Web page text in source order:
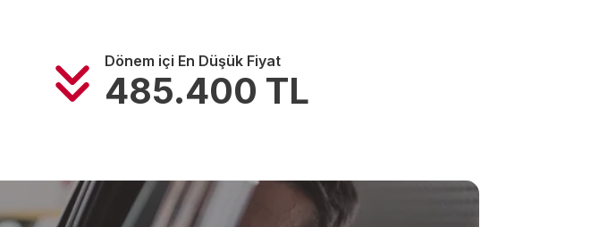
Dönem içi En Düşük Fiyat
485.400 TL